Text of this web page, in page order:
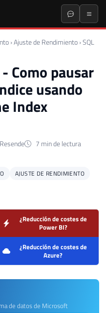
›Ajuste de Rendimiento ›SQL
Como pausar
usando
Index
7 min de lectura
AJUSTE DE RENDIMIENTO
¿Reducción de costes de
Power BI?
¿Reducción de costes de
Azure?
de datos de Microsoft